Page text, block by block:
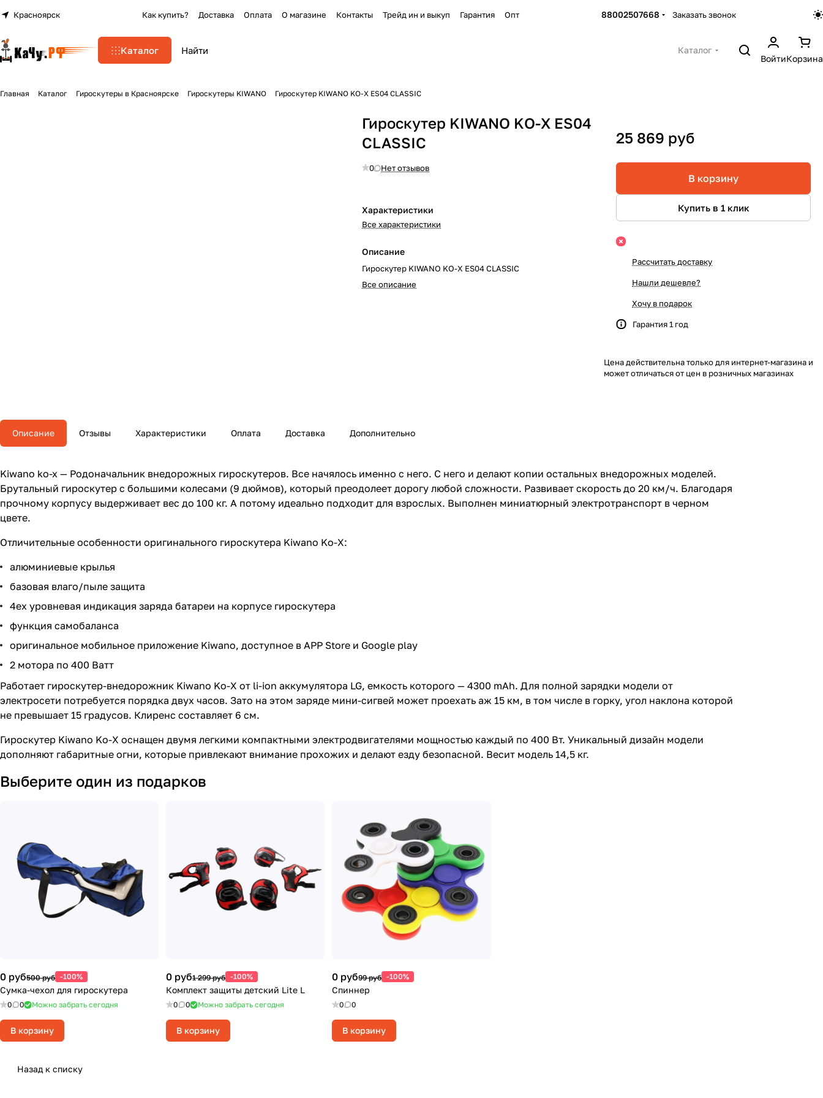
Красноярск Как купить? Доставка Оплата О магазине Контакты Трейд ин и выкуп Гарантия Опт 88002507668 Заказать звонок
Каталог
Каталог
ВойтиКорзина
Главная Каталог Гироскутеры в Красноярске Гироскутеры KIWANO Гироскутер KIWANO KO-X ES04 CLASSIC
Гироскутер KIWANO KO-X ES04
CLASSIC
0 Нет отзывов
Характеристики
Все характеристики
Описание
Гироскутер KIWANO KO-X ES04 CLASSIC
Все описание
25 869 руб
В корзину
Купить в 1 клик
Рассчитать доставку
Нашли дешевле?
Хочу в подарок
Гарантия 1 год
Цена действительна только для интернет-магазина и
может отличаться от цен в розничных магазинах
Описание Отзывы Характеристики Оплата Доставка Дополнительно
Kiwano ko-x — Родоначальник внедорожных гироскутеров. Все начялось именно с него. С него и делают копии остальных внедорожных моделей.
Брутальный гироскутер с большими колесами (9 дюймов), который преодолеет дорогу любой сложности. Развивает скорость до 20 км/ч. Благодаря
прочному корпусу выдерживает вес до 100 кг. А потому идеально подходит для взрослых. Выполнен миниатюрный электротранспорт в черном
цвете.
Отличительные особенности оригинального гироскутера Kiwano Ko-X:
алюминиевые крылья
базовая влаго/пыле защита
4ех уровневая индикация заряда батареи на корпусе гироскутера
функция самобаланса
оригинальное мобильное приложение Kiwano, доступное в APP Store и Google play
2 мотора по 400 Ватт
Работает гироскутер-внедорожник Kiwano Ko-X от li-ion аккумулятора LG, емкость которого — 4300 mAh. Для полной зарядки модели от
электросети потребуется порядка двух часов. Зато на этом заряде мини-сигвей может проехать аж 15 км, в том числе в горку, угол наклона которой
не превышает 15 градусов. Клиренс составляет 6 см.
Гироскутер Kiwano Ko-X оснащен двумя легкими компактными электродвигателями мощностью каждый по 400 Вт. Уникальный дизайн модели
дополняют габаритные огни, которые привлекают внимание прохожих и делают езду безопасной. Весит модель 14,5 кг.
Выберите один из подарков
0 руб500 руб -100%
Сумка-чехол для гироскутера
0 0 Можно забрать сегодня
В корзину
0 руб1 299 руб -100%
Комплект защиты детский Lite L
0 0 Можно забрать сегодня
В корзину
0 руб99 руб -100%
Спиннер
0 0
В корзину
Назад к списку